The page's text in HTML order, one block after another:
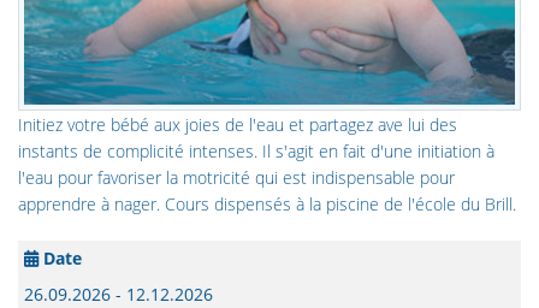
Initiez votre bébé aux joies de l'eau et partagez ave lui des
instants de complicité intenses. Il s'agit en fait d'une initiation à
l'eau pour favoriser la motricité qui est indispensable pour
apprendre à nager. Cours dispensés à la piscine de l'école du Brill.
Date
26.09.2026 - 12.12.2026